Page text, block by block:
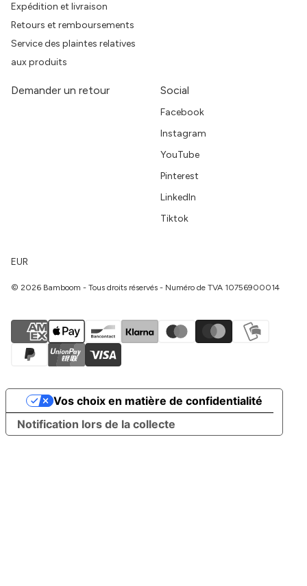
Expédition et livraison
Retours et remboursements
Service des plaintes relatives
aux produits
Demander un retour Social
Facebook
Instagram
YouTube
Pinterest
LinkedIn
Tiktok
EUR
© 2026 Bamboom - Tous droits réservés - Numéro de TVA 10756900014
Notification lors de la collecte
Vos choix en matière de confidentialité